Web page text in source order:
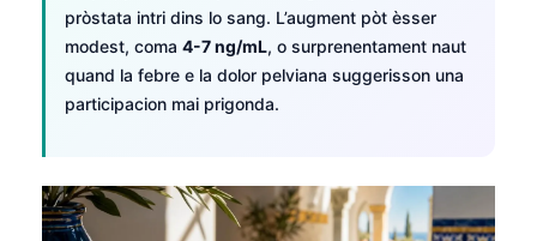
pròstata intri dins lo sang. L’augment pòt èsser
modest, coma 4-7 ng/mL, o surprenentament naut
quand la febre e la dolor pelviana suggerisson una
participacion mai prigonda.